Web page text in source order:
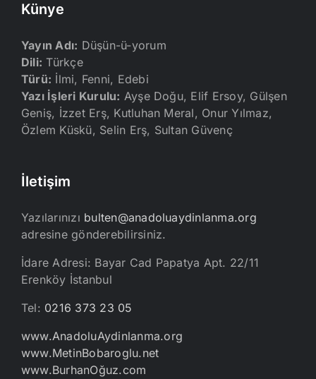
Künye
Yayın Adı: Düşün-ü-yorum
Dili: Türkçe
Türü: İlmi, Fenni, Edebi
Yazı İşleri Kurulu: Ayşe Doğu, Elif Ersoy, Gülşen
Geniş, İzzet Erş, Kutluhan Meral, Onur Yılmaz,
Özlem Küskü, Selin Erş, Sultan Güvenç
İletişim
Yazılarınızı bulten@anadoluaydinlanma.org
adresine gönderebilirsiniz.
İdare Adresi: Bayar Cad Papatya Apt. 22/11
Erenköy İstanbul
Tel: 0216 373 23 05
www.AnadoluAydinlanma.org
www.MetinBobaroglu.net
www.BurhanOğuz.com